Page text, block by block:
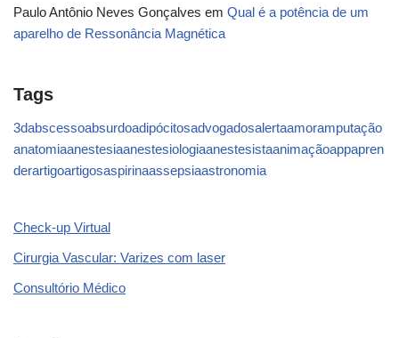
Paulo Antônio Neves Gonçalves em Qual é a potência de um
aparelho de Ressonância Magnética
Tags
3dabscessoabsurdoadipócitosadvogadosalertaamoramputação
anatomiaanestesiaanestesiologiaanestesistaanimaçãoappapren
derartigoartigosaspirinaassepsiaastronomia
Check-up Virtual
Cirurgia Vascular: Varizes com laser
Consultório Médico